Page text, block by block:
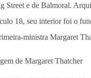
Street e de Balmoral.
18, seu interior foi o
ministra Margaret